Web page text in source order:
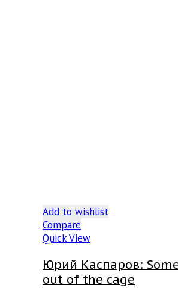
Add to wishlist
Compare
Quick View
Юрий Каспаров:
out of the cage